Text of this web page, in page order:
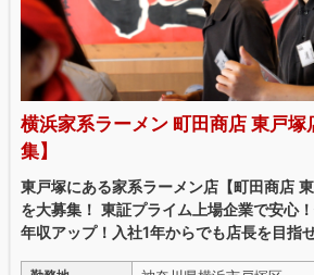
横浜家系ラーメン 町田商店 東戸塚
集】
東戸塚にある家系ラーメン店【町田商店
を大募集！ 東証プライム上場企業で安心
年収アップ！入社1年からでも店長を目指